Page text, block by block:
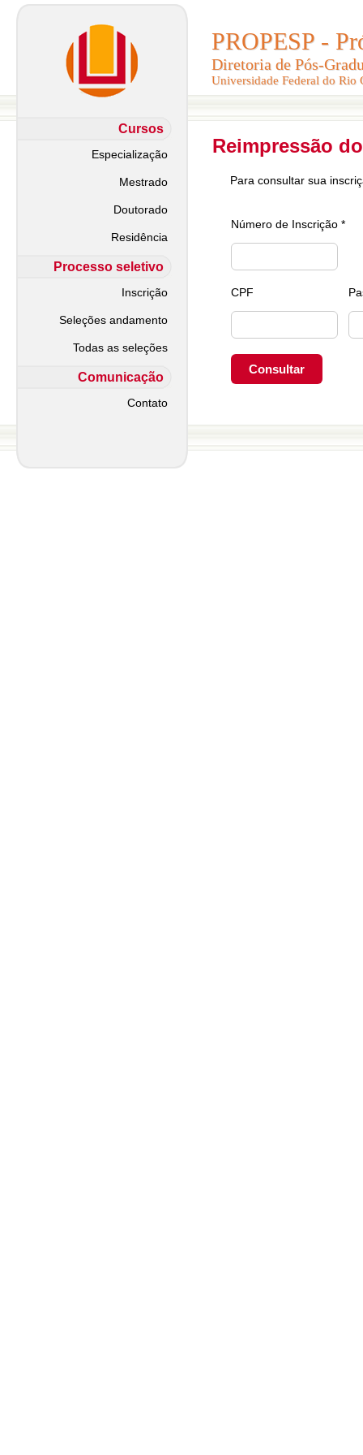
PROPESP -
Diretoria de Pós-
Universidade Federal do Rio
PROPESP -
Diretoria de Pós-
Universidade Federal do Rio
Cursos
Especialização
Mestrado
Doutorado
Residência
Processo seletivo
Inscrição
Seleções andamento
Todas as seleções
Comunicação
Contato
Reimpressão
Para consultar sua
Número de Inscrição *
CPF